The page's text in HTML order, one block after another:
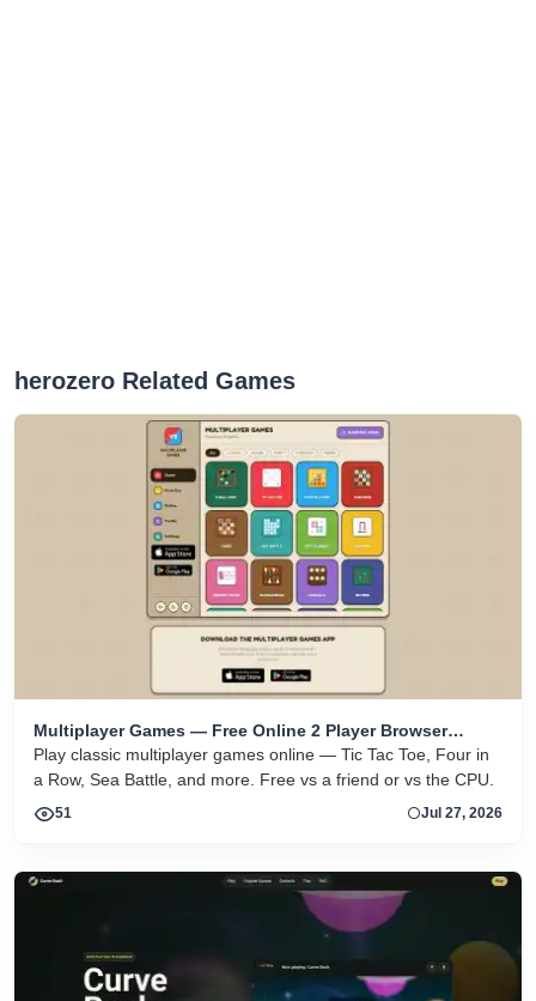
herozero Related Games
Multiplayer Games — Free Online 2 Player Browser
Games
Play classic multiplayer games online — Tic Tac Toe, Four in
a Row, Sea Battle, and more. Free vs a friend or vs the CPU.
51 Jul 27, 2026